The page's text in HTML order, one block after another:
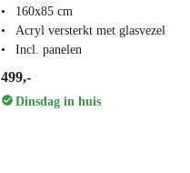
160x85 cm
Acryl versterkt met glasvezel
Incl. panelen
499,-
Dinsdag in huis